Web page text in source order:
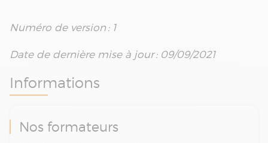
Numéro de version : 1
Date de dernière mise à jour : 09/09/2021
Informations
Nos formateurs